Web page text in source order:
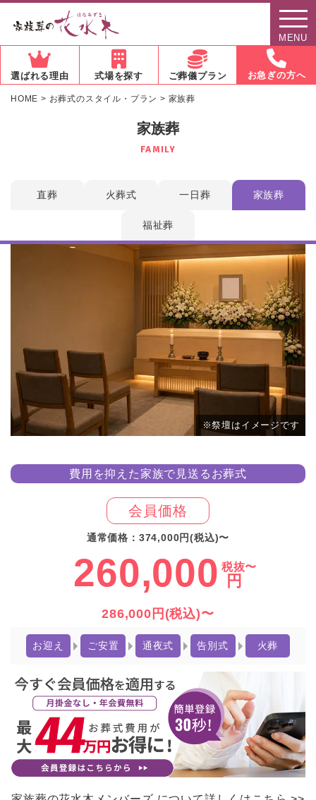
MENU
選ばれる理由 式場を探す ご葬儀プラン お急ぎの方へ
HOME > お葬式のスタイル・プラン > 家族葬
家族葬
FAMILY
直葬 火葬式 一日葬 家族葬
福祉葬
※祭壇はイメージです
費用を抑えた家族で見送るお葬式
会員価格
通常価格：374,000円(税込)〜
260,000 円
税抜〜
286,000円(税込)〜
お迎え ご安置 通夜式 告別式 火葬